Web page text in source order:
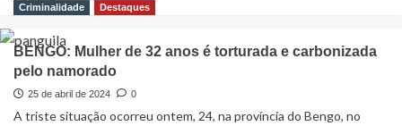
Criminalidade Destaques
BENGO: Mulher de 32 anos é torturada e carbonizada
pelo namorado
25 de abril de 2024 0
A triste situação ocorreu ontem, 24, na província do Bengo, no